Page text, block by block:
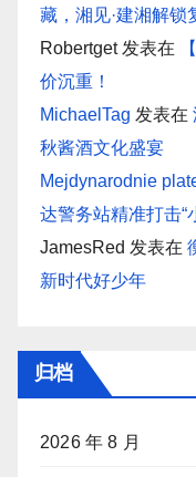
藏，湘见·建湘解锁
Robertget发表在
价沉重！
MichaelTag 发表在
秋酱酒文化盛宴
Mejdynarodnie
达警务站精准打击“
JamesRed 发表在
新时代好少年
归档
2026 年 8 月